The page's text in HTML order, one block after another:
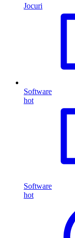
Jocuri
Software
hot
Software
hot